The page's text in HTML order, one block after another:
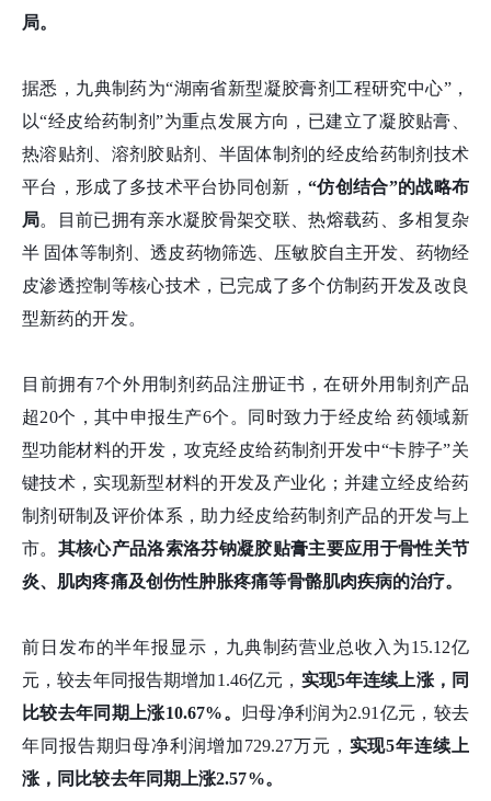
局。
据悉，九典制药为“湖南省新型凝胶膏剂工程研究中心”，
以“经皮给药制剂”为重点发展方向，已建立了凝胶贴膏、
热溶贴剂、溶剂胶贴剂、半固体制剂的经皮给药制剂技术
平台，形成了多技术平台协同创新，“仿创结合”的战略布
局。目前已拥有亲水凝胶骨架交联、热熔载药、多相复杂
半 固体等制剂、透皮药物筛选、压敏胶自主开发、药物经
皮渗透控制等核心技术，已完成了多个仿制药开发及改良
型新药的开发。
目前拥有7个外用制剂药品注册证书，在研外用制剂产品
超20个，其中申报生产6个。同时致力于经皮给 药领域新
型功能材料的开发，攻克经皮给药制剂开发中“卡脖子”关
键技术，实现新型材料的开发及产业化；并建立经皮给药
制剂研制及评价体系，助力经皮给药制剂产品的开发与上
市。 其核心产品洛索洛芬钠凝胶贴膏主要应用于骨性关节
炎、肌肉疼痛及创伤性肿胀疼痛等骨骼肌肉疾病的治疗。
前日发布的半年报显示，九典制药营业总收入为15.12亿
元，较去年同报告期增加1.46亿元， 实现5年连续上涨，同
比较去年同期上涨10.67%。 归母净利润为2.91亿元，较去
年同报告期归母净利润增加729.27万元， 实现5年连续上
涨，同比较去年同期上涨2.57%。